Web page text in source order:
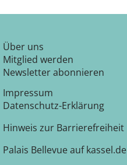
Über uns
Mitglied werden
Newsletter abonnieren
Impressum
Datenschutz-Erklärung
Hinweis zur Barrierefreiheit
Palais Bellevue auf kassel.de